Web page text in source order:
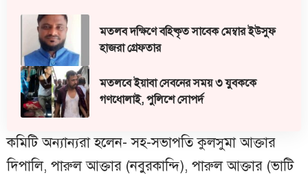
মতলব দক্ষিণে বহিষ্কৃত সাবেক মেম্বার ইউসুফ
হাজরা গ্রেফতার
মতলবে ইয়াবা সেবনের সময় ৩ যুবককে
গণধোলাই, পুলিশে সোপর্দ
কমিটি অন্যান্যরা হলেন- সহ-সভাপতি কুলসুমা আক্তার
দিপালি, পারুল আক্তার (নবুরকান্দি), পারুল আক্তার (ভাটি